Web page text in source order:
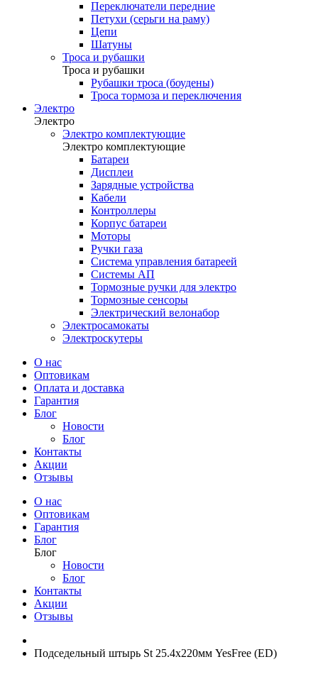
Переключатели передние
Петухи (серьги на раму)
Цепи
Шатуны
Троса и рубашки
Троса и рубашки
Рубашки троса (боудены)
Троса тормоза и переключения
Электро
Электро
Электро комплектующие
Электро комплектующие
Батареи
Дисплеи
Зарядные устройства
Кабели
Контроллеры
Корпус батареи
Моторы
Ручки газа
Система управления батареей
Системы АП
Тормозные ручки для электро
Тормозные сенсоры
Электрический велонабор
Электросамокаты
Электроскутеры
О нас
Оптовикам
Оплата и доставка
Гарантия
Блог
Новости
Блог
Контакты
Акции
Отзывы
О нас
Оптовикам
Гарантия
Блог
Блог
Новости
Блог
Контакты
Акции
Отзывы
Подседельный штырь St 25.4x220мм YesFree (ED)